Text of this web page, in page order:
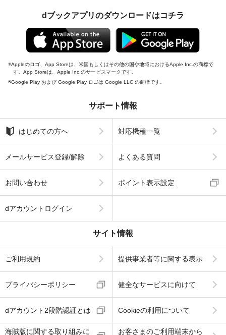
dブックアプリのダウンロードはコチラ
Appleのロゴ、App Storeは、米国もしくはその他の国や地域におけるApple Inc.の商標で
す。App Storeは、Apple Inc.のサービスマークです。
Google Play および Google Play ロゴは Google LLC の商標です。
サポート情報
はじめての方へ 対応機種一覧
メールサービス登録/解除 よくある質問
お問い合わせ ポイント表示設定
dアカウントログイン
サイト情報
ご利用規約 提供事業者等に関する表示
プライバシーポリシー 健全なサービスに向けて
dアカウント2段階認証とは Cookieの利用について
海賊版に関する取り組みに
お客さまのご利用端末から